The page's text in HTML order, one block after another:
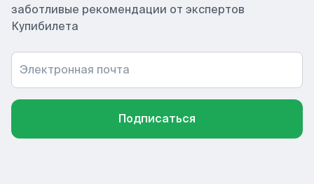
заботливые рекомендации от экспертов
Купибилета
Электронная почта
Подписаться